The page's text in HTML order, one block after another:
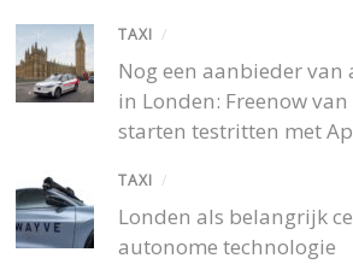
TAXI /
Nog een aanbieder van
in Londen: Freenow
starten testritten met
TAXI /
Londen als belangrijk
autonome technologie